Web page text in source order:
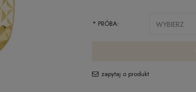
* PRÓBA:
zapytaj o produkt